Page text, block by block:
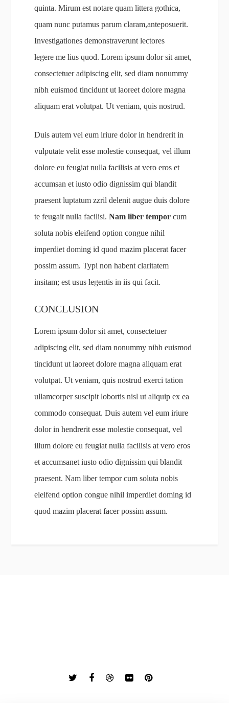
quinta. Mirum est notare quam littera gothica,
quam nunc putamus parum claram,anteposuerit.
Investigationes demonstraverunt lectores
legere me lius quod. Lorem ipsum dolor sit amet,
consectetuer adipiscing elit, sed diam nonummy
nibh euismod tincidunt ut laoreet dolore magna
aliquam erat volutpat. Ut veniam, quis nostrud.
Duis autem vel eum iriure dolor in hendrerit in
vulputate velit esse molestie consequat, vel illum
dolore eu feugiat nulla facilisis at vero eros et
accumsan et iusto odio dignissim qui blandit
praesent luptatum zzril delenit augue duis dolore
te feugait nulla facilisi.Nam liber tempor cum
soluta nobis eleifend option congue nihil
imperdiet doming id quod mazim placerat facer
possim assum. Typi non habent claritatem
insitam; est usus legentis in iis qui facit.
CONCLUSION
Lorem ipsum dolor sit amet, consectetuer
adipiscing elit, sed diam nonummy nibh euismod
tincidunt ut laoreet dolore magna aliquam erat
volutpat. Ut veniam, quis nostrud exerci tation
ullamcorper suscipit lobortis nisl ut aliquip ex ea
commodo consequat. Duis autem vel eum iriure
dolor in hendrerit esse molestie consequat, vel
illum dolore eu feugiat nulla facilisis at vero eros
et accumsanet iusto odio dignissim qui blandit
praesent. Nam liber tempor cum soluta nobis
eleifend option congue nihil imperdiet doming id
quod mazim placerat facer possim assum.